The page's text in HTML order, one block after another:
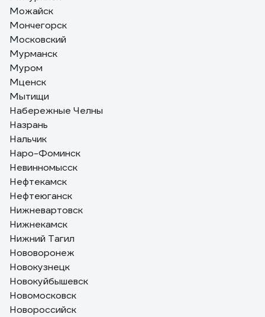
Можайск
Мончегорск
Московский
Мурманск
Муром
Мценск
Мытищи
Набережные Челны
Назрань
Нальчик
Наро-Фоминск
Невинномысск
Нефтекамск
Нефтеюганск
Нижневартовск
Нижнекамск
Нижний Тагил
Нововоронеж
Новокузнецк
Новокуйбышевск
Новомосковск
Новороссийск